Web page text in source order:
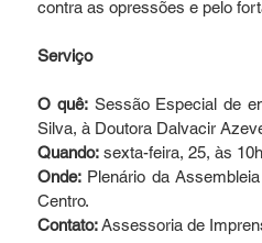
contra as opressões e pelo
Serviço
O quê: Sessão Especial de
Silva, à Doutora Dalvacir
Quando: sexta-feira, 25, às 10h
Onde: Plenário da
Centro.
Contato: Assessoria de